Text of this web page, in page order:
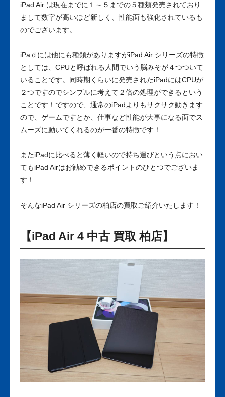
iPad Air は現在までに１～５までの５種類発売されており
まして数字が高いほど新しく、性能面も強化されているも
のでございます。
iPaｄには他にも種類がありますがiPad Air シリーズの特徴
としては、CPUと呼ばれる人間でいう脳みそが４つついて
いることです。同時期くらいに発売されたiPadにはCPUが
２つですのでシンプルに考えて２倍の処理ができるという
ことです！ですので、通常のiPadよりもサクサク動きます
ので、ゲームですとか、仕事など性能が大事になる面でス
ムーズに動いてくれるのが一番の特徴です！
またiPadに比べると薄く軽いので持ち運びという点におい
てもiPad Airはお勧めできるポイントのひとつでございま
す！
そんなiPad Air シリーズの柏店の買取ご紹介いたします！
【iPad Air 4 中古 買取 柏店】